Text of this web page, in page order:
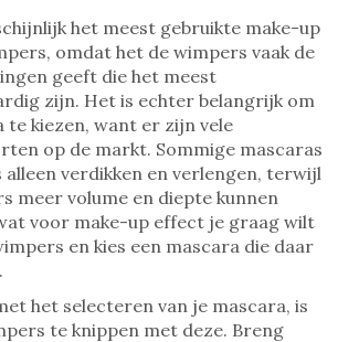
het meest gebruikte make-up
omdat het de wimpers vaak de
geeft die het meest
zijn. Het is echter belangrijk om
te kiezen, want er zijn vele
op de markt. Sommige mascaras
alleen verdikken en verlengen, terwijl
meer volume en diepte kunnen
voor make-up effect je graag wilt
en kies een mascara die daar
het selecteren van je mascara, is
te knippen met deze. Breng